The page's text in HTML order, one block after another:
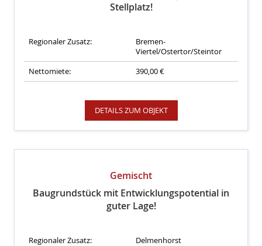
Stellplatz!
Regionaler Zusatz:
Bremen-
Viertel/Ostertor/Steintor
Nettomiete:
390,00 €
DETAILS ZUM OBJEKT
Gemischt
Baugrundstück mit Entwicklungspotential in
guter Lage!
Regionaler Zusatz:
Delmenhorst